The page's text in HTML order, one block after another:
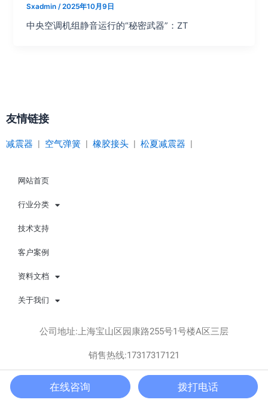
Sxadmin /2025年10月9日
中央空调机组静音运行的“秘密武器”：ZT
友情链接
减震器 空气弹簧 橡胶接头 松夏减震器
网站首页
行业分类
技术支持
客户案例
资料文档
关于我们
公司地址:上海宝山区园康路255号1号楼A区三层
销售热线:17317317121
Copyright © 上海松夏减震器有限公司 版权所有 All rights
reserved.
在线咨询 拨打电话